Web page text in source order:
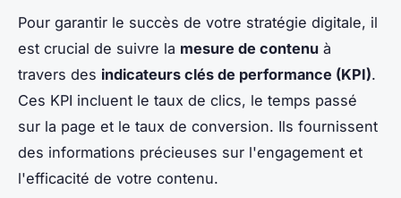
Pour garantir le succès de votre stratégie digitale, il
est crucial de suivre la mesure de contenu à
travers des indicateurs clés de performance (KPI).
Ces KPI incluent le taux de clics, le temps passé
sur la page et le taux de conversion. Ils fournissent
des informations précieuses sur l'engagement et
l'efficacité de votre contenu.